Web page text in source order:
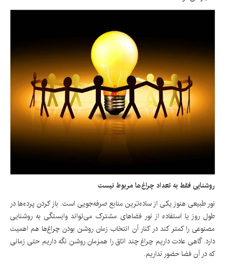
روشنایی فقط به تعداد چراغ‌ها مربوط نیست
نور طبیعی هنوز یکی از ساده‌ترین منابع صرفه‌جویی است. باز کردن پرده‌ها در
طول روز یا استفاده از نور فضاهای مشترک می‌تواند وابستگی به روشنایی
مصنوعی را کمتر کند در کنار آن انتخاب زمان روشن بودن چراغ‌ها هم اهمیت
دارد. گاهی عادت داریم چراغ چند اتاق را همزمان روشن نگه داریم حتی زمانی
که در آن فضا حضور نداریم.